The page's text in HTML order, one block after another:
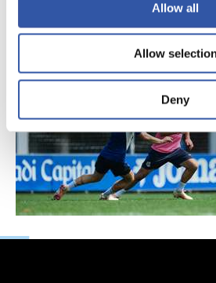
Allow all
Allow
Deny
Así se van a